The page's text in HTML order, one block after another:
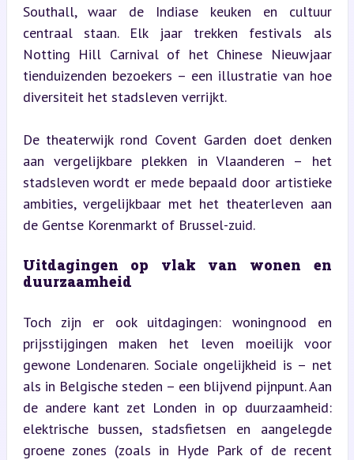
Southall, waar de Indiase keuken en cultuur
centraal staan. Elk jaar trekken festivals als
Notting Hill Carnival of het Chinese Nieuwjaar
tienduizenden bezoekers – een illustratie van hoe
diversiteit het stadsleven verrijkt.
De theaterwijk rond Covent Garden doet denken
aan vergelijkbare plekken in Vlaanderen – het
stadsleven wordt er mede bepaald door artistieke
ambities, vergelijkbaar met het theaterleven aan
de Gentse Korenmarkt of Brussel-zuid.
Uitdagingen op vlak van wonen en
duurzaamheid
Toch zijn er ook uitdagingen: woningnood en
prijsstijgingen maken het leven moeilijk voor
gewone Londenaren. Sociale ongelijkheid is – net
als in Belgische steden – een blijvend pijnpunt. Aan
de andere kant zet Londen in op duurzaamheid:
elektrische bussen, stadsfietsen en aangelegde
groene zones (zoals in Hyde Park of de recent